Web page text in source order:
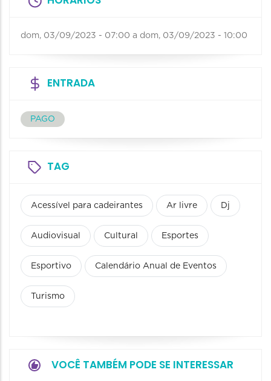
dom, 03/09/2023 - 07:00 a dom, 03/09/2023 - 10:00
ENTRADA
PAGO
TAG
Acessível para cadeirantes Ar livre Dj
Audiovisual Cultural Esportes
Esportivo Calendário Anual de Eventos
Turismo
VOCÊ TAMBÉM PODE SE INTERESSAR